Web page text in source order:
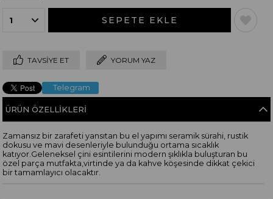
TAVSIYE ET YORUM YAZ
Telegram
ÜRÜN ÖZELLIKLERI
Zamansız bir zarafeti yansıtan bu el yapımı seramik sürahi, rustik
dokusu ve mavi desenleriyle bulunduğu ortama sıcaklık
katıyor.Geleneksel çini esintilerini modern şıklıkla buluşturan bu
özel parça mutfakta,virtinde ya da kahve köşesinde dikkat çekici
bir tamamlayıcı olacaktır.